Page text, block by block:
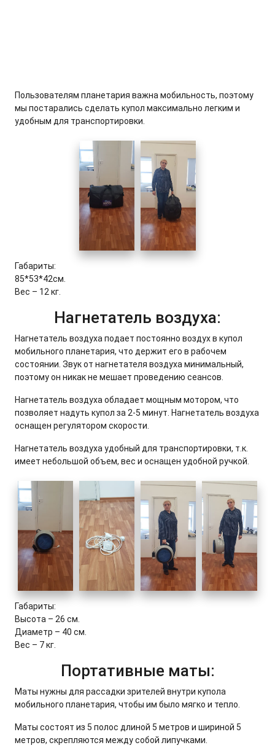
Пользователям планетария важна мобильность, поэтому
мы постарались сделать купол максимально легким и
удобным для транспортировки.
Габариты:
85*53*42см.
Вес – 12 кг.
Нагнетатель воздуха:
Нагнетатель воздуха подает постоянно воздух в купол
мобильного планетария, что держит его в рабочем
состоянии. Звук от нагнетателя воздуха минимальный,
поэтому он никак не мешает проведению сеансов.
Нагнетатель воздуха обладает мощным мотором, что
позволяет надуть купол за 2-5 минут. Нагнетатель воздуха
оснащен регулятором скорости.
Нагнетатель воздуха удобный для транспортировки, т.к.
имеет небольшой объем, вес и оснащен удобной ручкой.
Габариты:
Высота – 26 см.
Диаметр – 40 см.
Вес – 7 кг.
Портативные маты:
Маты нужны для рассадки зрителей внутри купола
мобильного планетария, чтобы им было мягко и тепло.
Маты состоят из 5 полос длиной 5 метров и шириной 5
метров, скрепляются между собой липучками.